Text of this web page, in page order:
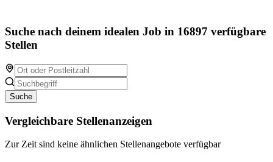
Suche nach deinem idealen Job in 16897 verfügbare
Stellen
Suche
Vergleichbare Stellenanzeigen
Zur Zeit sind keine ähnlichen Stellenangebote verfügbar